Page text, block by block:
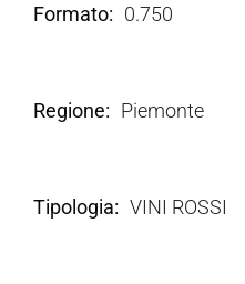
Formato 0.750
Regione Piemonte
Tipologia VINI ROSSI